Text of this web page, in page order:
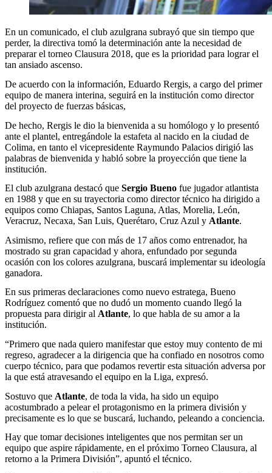
En un comunicado, el club azulgrana subrayó que sin tiempo que
perder, la directiva tomó la determinación ante la necesidad de
preparar el torneo Clausura 2018, que es la prioridad para lograr el
tan ansiado ascenso.
De acuerdo con la información, Eduardo Rergis, a cargo del primer
equipo de manera interina, seguirá en la institución como director
del proyecto de fuerzas básicas,
De hecho, Rergis le dio la bienvenida a su homólogo y lo presentó
ante el plantel, entregándole la estafeta al nacido en la ciudad de
Colima, en tanto el vicepresidente Raymundo Palacios dirigió las
palabras de bienvenida y habló sobre la proyección que tiene la
institución.
El club azulgrana destacó que Sergio Bueno fue jugador atlantista
en 1988 y que en su trayectoria como director técnico ha dirigido a
equipos como Chiapas, Santos Laguna, Atlas, Morelia, León,
Veracruz, Necaxa, San Luis, Querétaro, Cruz Azul y Atlante.
Asimismo, refiere que con más de 17 años como entrenador, ha
mostrado su gran capacidad y ahora, enfundado por segunda
ocasión con los colores azulgrana, buscará implementar su ideología
ganadora.
En sus primeras declaraciones como nuevo estratega, Bueno
Rodríguez comentó que no dudó un momento cuando llegó la
propuesta para dirigir al Atlante, lo que habla de su amor a la
institución.
“Primero que nada quiero manifestar que estoy muy contento de mi
regreso, agradecer a la dirigencia que ha confiado en nosotros como
cuerpo técnico, para que podamos revertir esta situación adversa por
la que está atravesando el equipo en la Liga, expresó.
Sostuvo que Atlante, de toda la vida, ha sido un equipo
acostumbrado a pelear el protagonismo en la primera división y
precisamente es lo que se buscará, luchando, peleando a conciencia.
Hay que tomar decisiones inteligentes que nos permitan ser un
equipo que aspire rápidamente, en el próximo Torneo Clausura, al
retorno a la Primera División”, apuntó el técnico.